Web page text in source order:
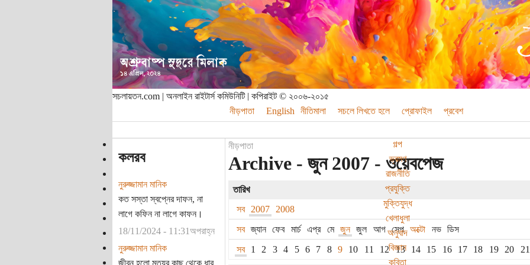
সচলায়তন.com | অনলাইন রাইটার্স কমিউনিটি | কপিরাইট © ২০০৬-২০১৫
নীড়পাতা
English নীতিমালা সচলে লিখতে হলে প্রোফাইল প্রবেশ
গল্প
ভ্রমণ
রাজনীতি
প্রযুক্তি
মুক্তিযুদ্ধ
খেলাধুলা
অনুবাদ
বিজ্ঞান
কবিতা
কলরব
নুরুজ্জামান মানিক
কত সস্তা স্বপ্নের দাফন, না
লাগে কফিন না লাগে কাফন।
18/11/2024 - 11:31অপরাহ্ন
নুরুজ্জামান মানিক
জীবন হলো মৃত্যুর কাছ থেকে ধার
নীড়পাতা
Archive - জুন 2007 - ওয়েবপেজ
তারিখ
সব
2007
2008
সব
জ্যান ফেব মার্চ এপ্র মে জুন জুল আগ সেপ অক্টো নভ
ডিস
সব
1 2 3 4 5 6 7 8 9 10 11 12 13 14 15 16 17 18 19 20 21